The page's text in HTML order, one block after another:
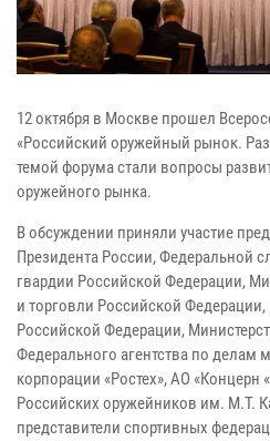
12 октября в Москве прошел
«Российский оружейный рынок.
темой форума стали вопросы
оружейного рынка.
В обсуждении приняли участие
Президента России, Федеральной
гвардии Российской Федерации,
и торговли Российской Федерации,
Российской Федерации,
Федерального агентства по делам
корпорации «Ростех», АО
Российских оружейников им. М.Т.
представители спортивных